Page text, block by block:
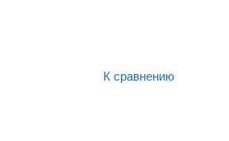
К сравнению